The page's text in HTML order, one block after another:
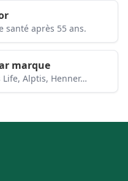
santé après 55 ans.
marque
Alptis, Henner…